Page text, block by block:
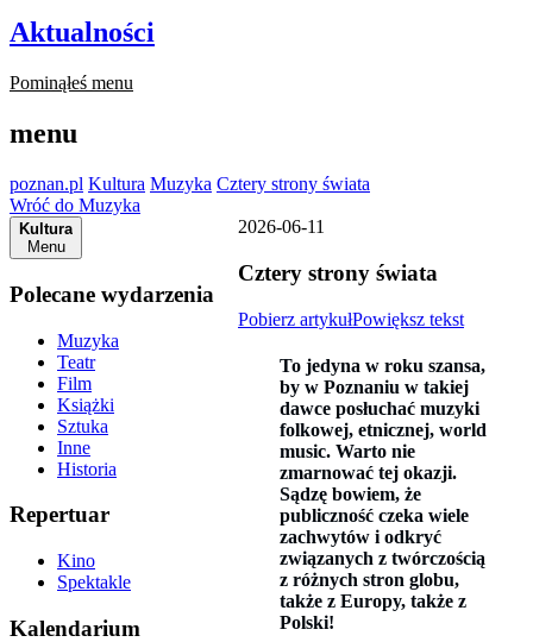
Aktualności
Pominąłeś menu
menu
poznan.pl Kultura Muzyka Cztery strony świata
Wróć do Muzyka
Kultura
Menu
Polecane wydarzenia
Muzyka
Teatr
Film
Książki
Sztuka
Inne
Historia
Repertuar
Kino
Spektakle
Kalendarium
2026-06-11
Cztery strony świata
Pobierz artykułPowiększ tekst
To jedyna w roku szansa,
by w Poznaniu w takiej
dawce posłuchać muzyki
folkowej, etnicznej, world
music. Warto nie
zmarnować tej okazji.
Sądzę bowiem, że
publiczność czeka wiele
zachwytów i odkryć
związanych z twórczością
z różnych stron globu,
także z Europy, także z
Polski!